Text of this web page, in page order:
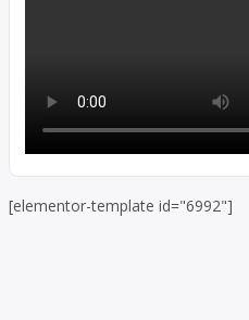
[elementor-template id="6992"]